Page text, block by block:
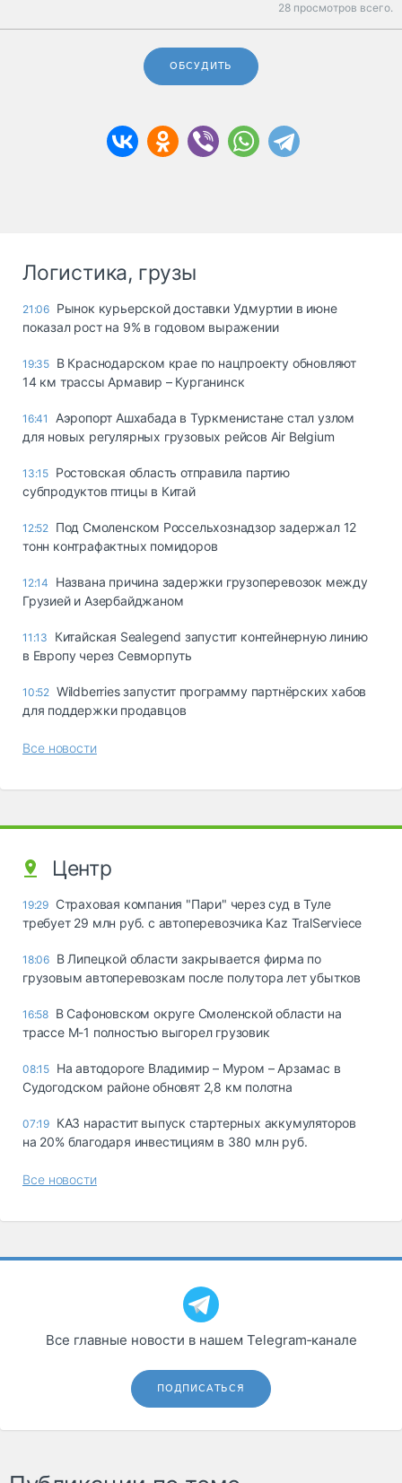
28 просмотров всего.
ОБСУДИТЬ
Логистика, грузы
21:06 Рынок курьерской доставки Удмуртии в июне
показал рост на 9% в годовом выражении
19:35 В Краснодарском крае по нацпроекту обновляют
14 км трассы Армавир – Курганинск
16:41
Аэропорт Ашхабада в Туркменистане стал узлом
для новых регулярных грузовых рейсов Air Belgium
13:15 Ростовская область отправила партию
субпродуктов птицы в Китай
12:52 Под Смоленском Россельхознадзор задержал 12
тонн контрафактных помидоров
12:14
Названа причина задержки грузоперевозок между
Грузией и Азербайджаном
11:13
Китайская Sealegend запустит контейнерную линию
в Европу через Севморпуть
10:52 Wildberries запустит программу партнёрских хабов
для поддержки продавцов
Все новости
Центр
19:29 Страховая компания "Пари" через суд в Туле
требует 29 млн руб. с автоперевозчика Kaz TralServiece
18:06 В Липецкой области закрывается фирма по
грузовым автоперевозкам после полутора лет убытков
16:58 В Сафоновском округе Смоленской области на
трассе М-1 полностью выгорел грузовик
08:15 На автодороге Владимир – Муром – Арзамас в
Судогодском районе обновят 2,8 км полотна
07:19 КАЗ нарастит выпуск стартерных аккумуляторов
на 20% благодаря инвестициям в 380 млн руб.
Все новости
Все главные новости в нашем Telegram‑канале
ПОДПИСАТЬСЯ